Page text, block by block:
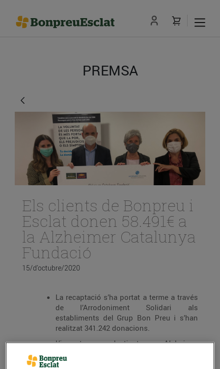
PREMSA
Els clients de Bonpreu i
Esclat donen 58.491€ a
la Alzheimer Catalunya
Fundació
15/d’octubre/2020
La recaptació s’ha portat a terme a través
de l’Arrodoniment Solidari als
establiments del Grup Bon Preu i s’han
realitzat 341.242 donacions.
L’import va destinat a Alzheimer
centra en millorar la qualitat de vida de